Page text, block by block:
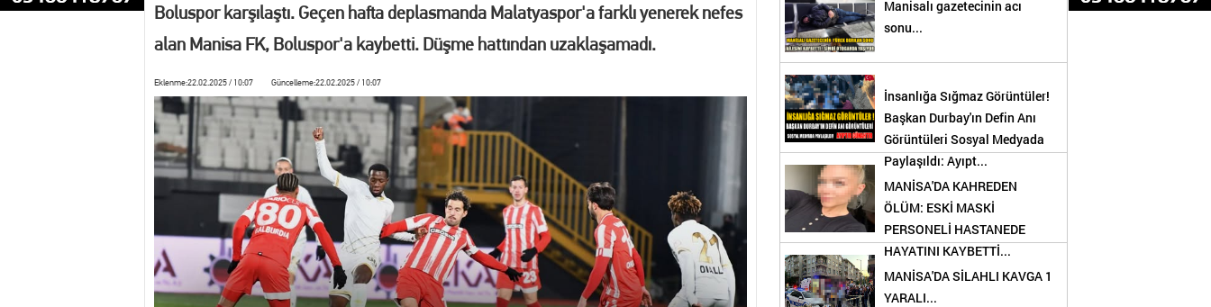
13:14 ŞEHZADELER BELEDİYESİ’NDEN YKS ADAYLARINA EĞİTİM VE KOÇLUK DESTEĞİ
13:06 Manisalı Judoculardan Uluslararası Turnuvada 9 Madalya
12:21 Etimesgut Belediyesi'ne operasyon! Erdal Beşikçioğlu gözaltına alındı
18:48 Manisa’da işgaliye ve görüntü kirliliğine geçit yok
13:39 MANİSA'DA FİLM GİBİ KOVALAMACA: 18 YIL KESİLMİŞ CEZASI BULUNAN FİRARİ YAKALANDI!
13:30 MANİSA'DA DİJİTAL KRİZ! Kent Genelindeki İnternet Haber Sitelerine Erişim Sağlanamıyor
Boluspor karşılaştı. Geçen hafta deplasmanda Malatyaspor'a farklı yenerek nefes
alan Manisa FK, Boluspor'a kaybetti. Düşme hattından uzaklaşamadı.
Eklenme:22.02.2025 / 10:07 Güncelleme:22.02.2025 / 10:07
Manisalı gazetecinin acı
sonu...
İnsanlığa Sığmaz Görüntüler!
Başkan Durbay'ın Defin Anı
Görüntüleri Sosyal Medyada
Paylaşıldı: Ayıpt...
MANİSA'DA KAHREDEN
ÖLÜM: ESKİ MASKİ
PERSONELİ HASTANEDE
HAYATINI KAYBETTİ...
MANİSA'DA SİLAHLI KAVGA 1
YARALI...